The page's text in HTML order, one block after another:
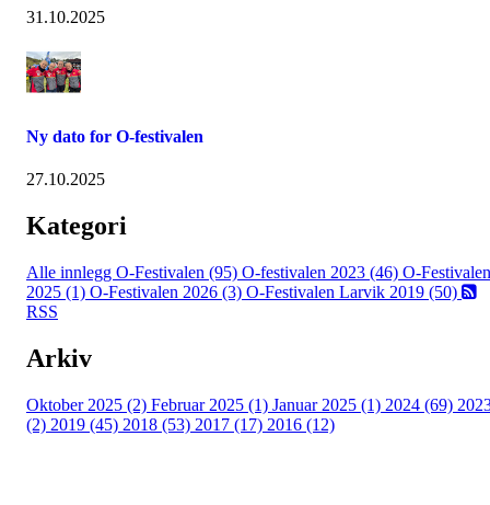
31.10.2025
Ny dato for O-festivalen
27.10.2025
Kategori
Alle innlegg O-Festivalen (95) O-festivalen 2023 (46) O-Festivalen
2025 (1) O-Festivalen 2026 (3) O-Festivalen Larvik 2019 (50)
RSS
Arkiv
Oktober 2025 (2) Februar 2025 (1) Januar 2025 (1) 2024 (69)
(2) 2019 (45) 2018 (53) 2017 (17) 2016 (12)